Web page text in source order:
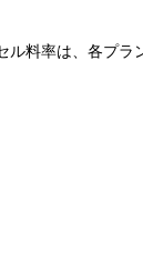
料率は、各プ